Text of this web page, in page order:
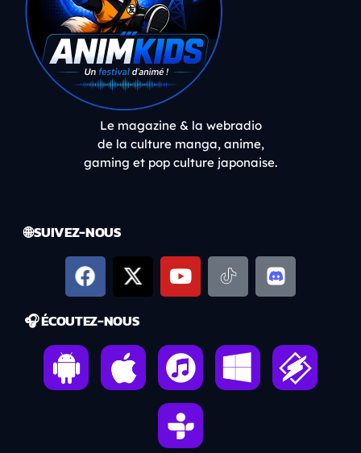
Le magazine & la webradio
de la culture manga, anime,
gaming et pop culture japonaise.
🌐 SUIVEZ-NOUS
🎧 ÉCOUTEZ-NOUS